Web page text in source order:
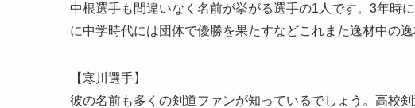
中根選手も間違いなく名前が挙がる選手の1人です。3年時
に中学時代には団体で優勝を果たすなどこれまた逸材中の逸
【寒川選手】
彼の名前も多くの剣道ファンが知っているでしょう。高校